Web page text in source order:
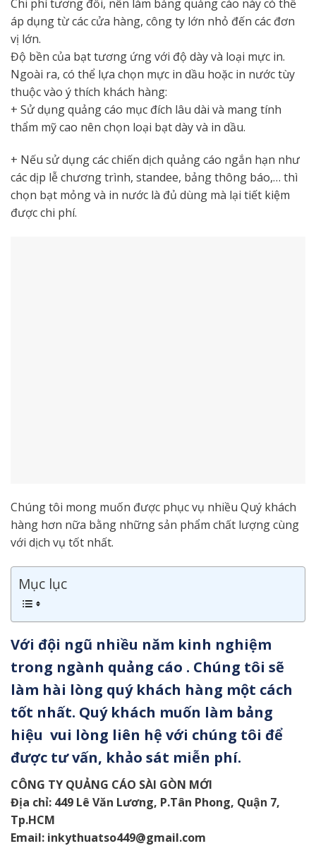
Chi phí tương đối, nên làm bảng quảng cáo này có thể
áp dụng từ các cửa hàng, công ty lớn nhỏ đến các đơn
vị lớn.
Độ bền của bạt tương ứng với độ dày và loại mực in.
Ngoài ra, có thể lựa chọn mực in dầu hoặc in nước tùy
thuộc vào ý thích khách hàng:
+ Sử dụng quảng cáo mục đích lâu dài và mang tính
thẩm mỹ cao nên chọn loại bạt dày và in dầu.
+ Nếu sử dụng các chiến dịch quảng cáo ngắn hạn như
các dịp lễ chương trình, standee, bảng thông báo,… thì
chọn bạt mỏng và in nước là đủ dùng mà lại tiết kiệm
được chi phí.
Chúng tôi mong muốn được phục vụ nhiều Quý khách
hàng hơn nữa bằng những sản phẩm chất lượng cùng
với dịch vụ tốt nhất.
Mục lục
Với đội ngũ nhiều năm kinh nghiệm
trong ngành quảng cáo . Chúng tôi sẽ
làm hài lòng quý khách hàng một cách
tốt nhất. Quý khách muốn làm bảng
hiệu vui lòng liên hệ với chúng tôi để
được tư vấn, khảo sát miễn phí.
CÔNG TY QUẢNG CÁO SÀI GÒN MỚI
Địa chỉ: 449 Lê Văn Lương, P.Tân Phong, Quận 7,
Tp.HCM
Email: inkythuatso449@gmail.com